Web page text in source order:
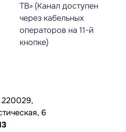
ТВ» (Канал доступен
через кабельных
операторов на 11-й
кнопке)
220029,
6